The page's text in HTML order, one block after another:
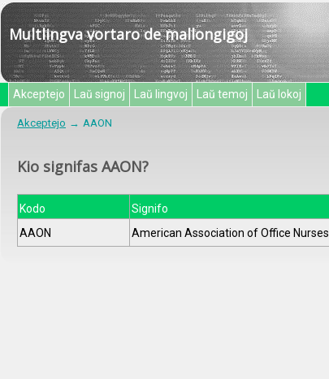
Multlingva vortaro de mallongigoj
Akceptejo Laŭ signoj Laŭ lingvoj Laŭ temoj Laŭ lokoj
Akceptejo AAON
Kio signifas AAON?
Kodo Signifo
AAON
American Association of Office Nurses